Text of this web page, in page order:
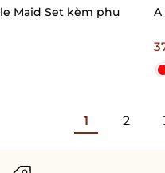
Maid Set kèm phụ
A
1 2